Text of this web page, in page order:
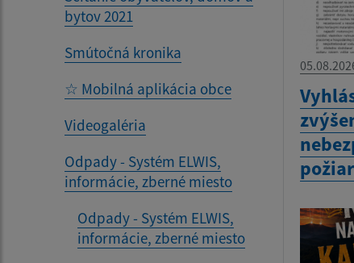
bytov 2021
Smútočná kronika
☆ Mobilná aplikácia obce
Videogaléria
Odpady - Systém ELWIS,
informácie, zberné miesto
Odpady - Systém ELWIS,
informácie, zberné miesto